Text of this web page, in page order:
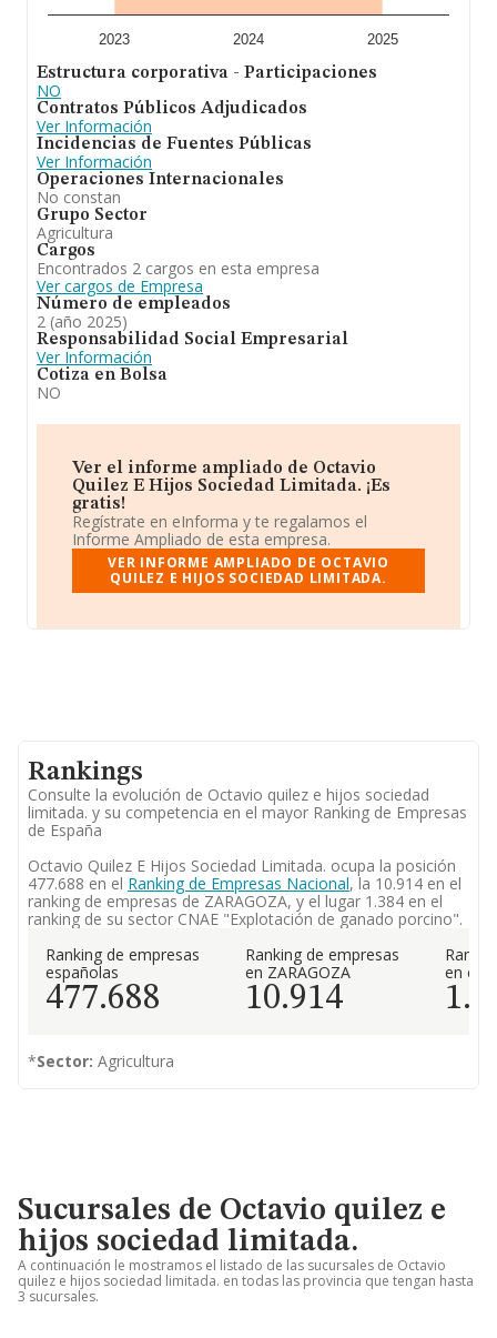
cuanto a la información relativa a la provincia de
Zaragoza, en la base de datos INFORMA constan 384
de euros. Por último, con el fin de ampliar la
información relativa al ámbito de la empresa, los
empleados de media son 4; la antigüedad desde la
constitución es de 20 años.
Para concluir,Octavio Quilez e Hijos Sociedad
Limitadase emplea en la actividad de explotaciones
ganaderas. En el ranking de su sector (Explotación de
ganado porcino), la compañía ha perdido posición
respecto al 2024. En el ranking de todas las empresas
en el territorio nacional, ha experimentado un retroceso.
2023 2024 2025
Estructura corporativa - Participaciones
NO
Contratos Públicos Adjudicados
Ver Información
Incidencias de Fuentes Públicas
Ver Información
Operaciones Internacionales
No constan
Grupo Sector
Agricultura
Cargos
Encontrados 2 cargos en esta empresa
Ver cargos de Empresa
Número de empleados
2 (año 2025)
Responsabilidad Social Empresarial
Ver Información
Cotiza en Bolsa
NO
Ver el informe ampliado de Octavio
Quilez E Hijos Sociedad Limitada. ¡Es
gratis!
Regístrate en eInforma y te regalamos el
Informe Ampliado de esta empresa.
VER INFORME AMPLIADO DE OCTAVIO
QUILEZ E HIJOS SOCIEDAD LIMITADA.
Rankings
Consulte la evolución de Octavio quilez e hijos sociedad
limitada. y su competencia en el mayor Ranking de Empresas
de España
Octavio Quilez E Hijos Sociedad Limitada. ocupa la posición
477.688 en el Ranking de Empresas Nacional, la 10.914 en el
ranking de empresas de ZARAGOZA, y el lugar 1.384 en el
ranking de su sector CNAE "Explotación de ganado porcino".
Ranking de empresas
españolas
477.688
Ranking de empresas
en ZARAGOZA
10.914
en el
*Sector: Agricultura
Sucursales de Octavio quilez e
hijos sociedad limitada.
A continuación le mostramos el listado de las sucursales de Octavio
quilez e hijos sociedad limitada. en todas las provincia que tengan hasta
3 sucursales.